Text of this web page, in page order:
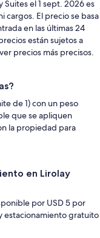
Suites el 1 sept. 2026 es
cargos. El precio se basa
en las últimas 24
están sujetos a
precios más precisos.
de 1) con un peso
que se apliquen
la propiedad para
en Lirolay
por USD 5 por
estacionamiento gratuito